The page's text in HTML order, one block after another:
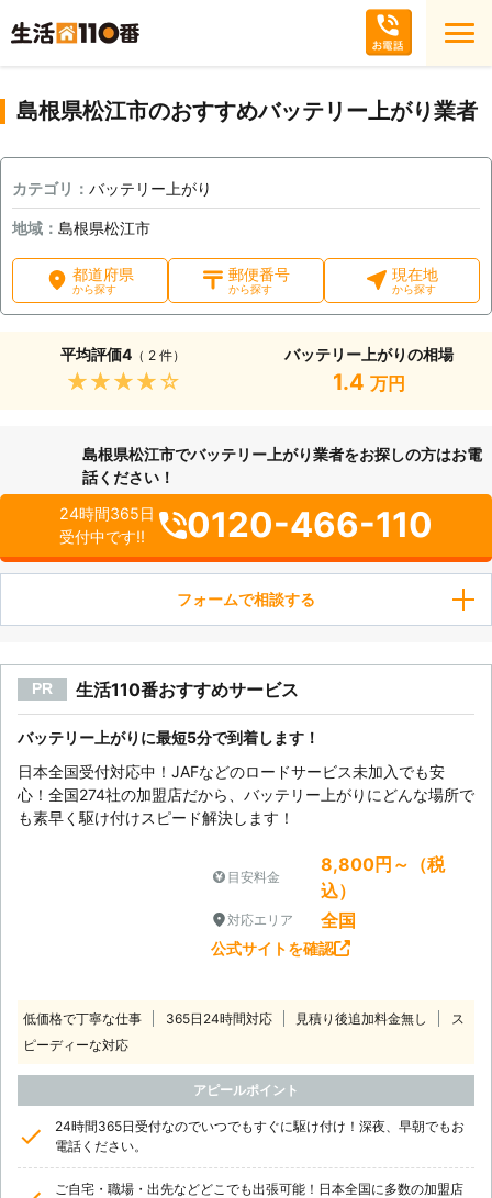
島根県松江市のおすすめバッテリー上がり業者
カテゴリ： バッテリー上がり
地域： 島根県松江市
都道府県
から探す
郵便番号
から探す
現在地
から探す
平均評価4 （ 2 件）
★★★★★
バッテリー上がりの相場
1.4 万円
島根県松江市でバッテリー上がり業者をお探しの方はお電
話ください！
24時間365日
受付中です!!
0120-466-110
フォームで相談する
PR 生活110番おすすめサービス
バッテリー上がりに最短5分で到着します！
日本全国受付対応中！JAFなどのロードサービス未加入でも安
心！全国274社の加盟店だから、バッテリー上がりにどんな場所で
も素早く駆け付けスピード解決します！
目安料金
8,800円～（税
込）
対応エリア 全国
公式サイトを確認
低価格で丁寧な仕事 365日24時間対応 見積り後追加料金無し
ス
ピーディーな対応
アピールポイント
24時間365日受付なのでいつでもすぐに駆け付け！深夜、早朝でもお
電話ください。
ご自宅・職場・出先などどこでも出張可能！日本全国に多数の加盟店